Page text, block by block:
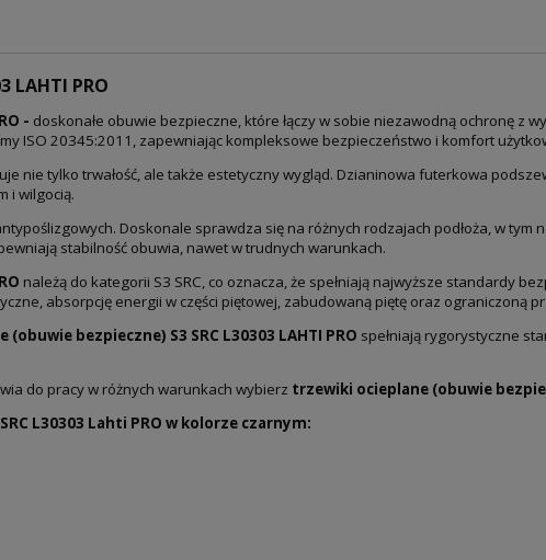
LAHTI PRO
- doskonałe obuwie bezpieczne, które łączy w sobie niezawodną ochronę z
ISO 20345:2011, zapewniając kompleksowe bezpieczeństwo i komfort
nie tylko trwałość, ale także estetyczny wygląd. Dzianinowa futerkowa
i wilgocią.
Doskonale sprawdza się na różnych rodzajach podłoża, w tym
stabilność obuwia, nawet w trudnych warunkach.
należą do kategorii S3 SRC, co oznacza, że spełniają najwyższe standardy
absorpcję energii w części piętowej, zabudowaną piętę oraz ograniczoną
bezpieczne) S3 SRC L30303 LAHTI PRO spełniają rygorystyczne
do pracy w różnych warunkach wybierz trzewiki ocieplane (obuwie
L30303 Lahti PRO w kolorze czarnym: